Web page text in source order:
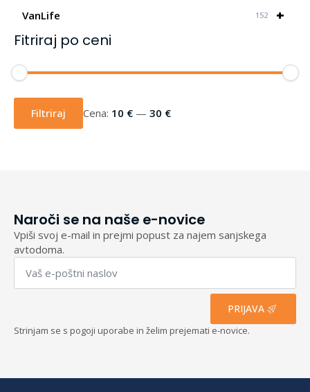
+
VanLife 152
Fitriraj po ceni
Min
cena
Max
cenaFiltriraj Cena: 10 € — 30 €
Naroči se na naše e-novice
Vpiši svoj e-mail in prejmi popust za najem sanjskega
avtodoma.
Email
PRIJAVA
Strinjam se s pogoji uporabe in želim prejemati e-novice.